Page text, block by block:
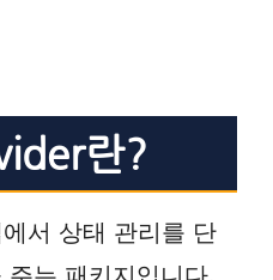
란?
서 상태 관리를 단